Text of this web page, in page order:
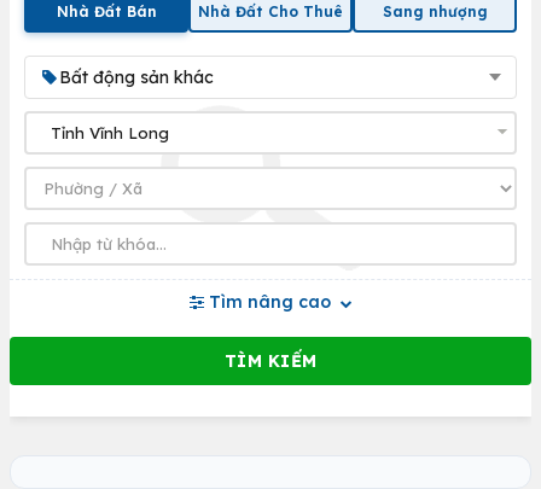
Nhà Đất Bán Nhà Đất Cho Thuê Sang nhượng
Bất động sản khác
Tìm nâng cao